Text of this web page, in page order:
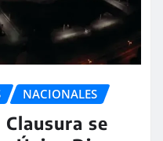
NACIONALES
se